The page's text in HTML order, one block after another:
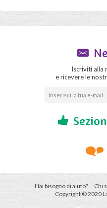
Iscriviti alla
e ricevere le
Hai bisogno di aiuto? Chi
Copyright © 2020